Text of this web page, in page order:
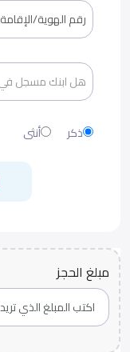
ذكر أنثى
مبلغ الحجز